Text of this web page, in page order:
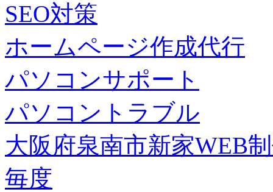
SEO対策
ホームページ作成代行
パソコンサポート
パソコントラブル
大阪府泉南市新家WEB
毎度